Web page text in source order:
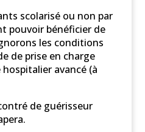
scolarisé ou non par
pouvoir bénéficier de
les conditions
de prise en charge
avancé (à
de guérisseur